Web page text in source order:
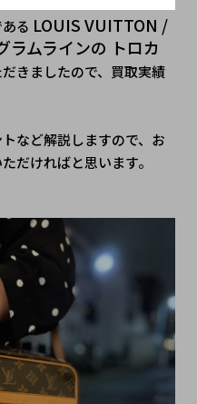
る LOUIS VUITTON /
ラムラインの トロカ
きましたので、買取実績
など解説しますので、お
だければと思います。